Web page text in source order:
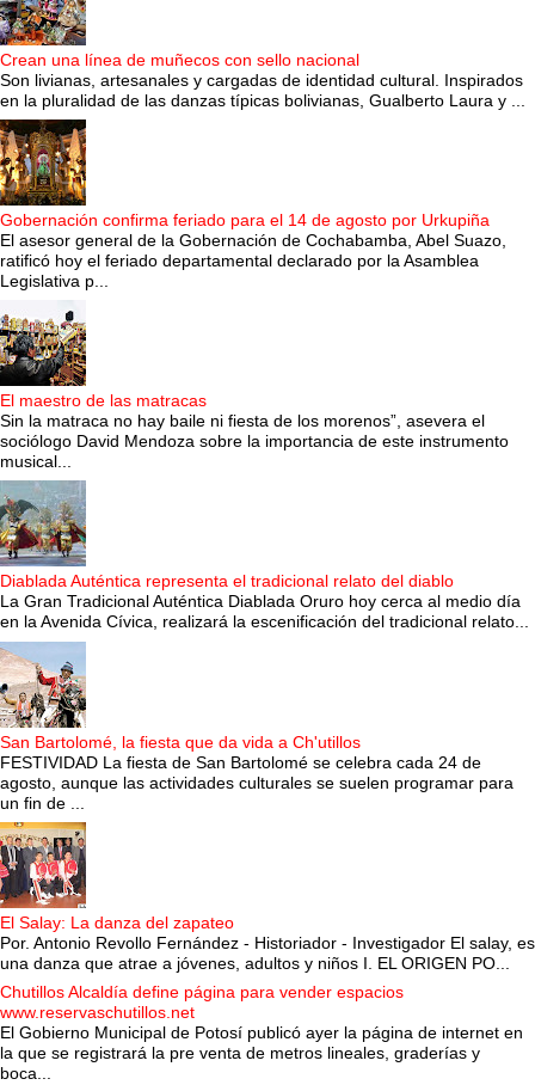
Crean una línea de muñecos con sello nacional
Son livianas, artesanales y cargadas de identidad cultural. Inspirados
en la pluralidad de las danzas típicas bolivianas, Gualberto Laura y ...
Gobernación confirma feriado para el 14 de agosto por Urkupiña
El asesor general de la Gobernación de Cochabamba, Abel Suazo,
ratificó hoy el feriado departamental declarado por la Asamblea
Legislativa p...
El maestro de las matracas
Sin la matraca no hay baile ni fiesta de los morenos”, asevera el
sociólogo David Mendoza sobre la importancia de este instrumento
musical...
Diablada Auténtica representa el tradicional relato del diablo
La Gran Tradicional Auténtica Diablada Oruro hoy cerca al medio día
en la Avenida Cívica, realizará la escenificación del tradicional relato...
San Bartolomé, la fiesta que da vida a Ch'utillos
FESTIVIDAD La fiesta de San Bartolomé se celebra cada 24 de
agosto, aunque las actividades culturales se suelen programar para
un fin de ...
El Salay: La danza del zapateo
Por. Antonio Revollo Fernández - Historiador - Investigador El salay, es
una danza que atrae a jóvenes, adultos y niños I. EL ORIGEN PO...
Chutillos Alcaldía define página para vender espacios
www.reservaschutillos.net
El Gobierno Municipal de Potosí publicó ayer la página de internet en
la que se registrará la pre venta de metros lineales, graderías y
boca...